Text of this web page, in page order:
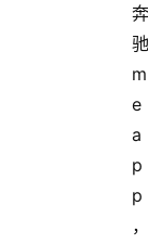
奔
驰
m
e
a
p
p
，